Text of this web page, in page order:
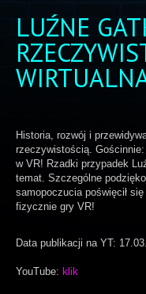
LUŹNE
Historia, rozwój i
rzeczywistością.
w VR! Rzadki przypadek
temat. Szczególne
samopoczucia poświęcił
fizycznie gry VR!
Data publikacji na YT:
YouTube: klik